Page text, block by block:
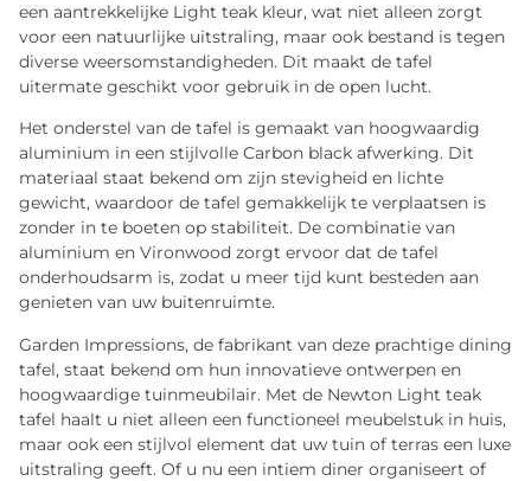
een aantrekkelijke Light teak kleur, wat niet alleen zorgt
voor een natuurlijke uitstraling, maar ook bestand is tegen
diverse weersomstandigheden. Dit maakt de tafel
uitermate geschikt voor gebruik in de open lucht.
Het onderstel van de tafel is gemaakt van hoogwaardig
aluminium in een stijlvolle Carbon black afwerking. Dit
materiaal staat bekend om zijn stevigheid en lichte
gewicht, waardoor de tafel gemakkelijk te verplaatsen is
zonder in te boeten op stabiliteit. De combinatie van
aluminium en Vironwood zorgt ervoor dat de tafel
onderhoudsarm is, zodat u meer tijd kunt besteden aan
genieten van uw buitenruimte.
Garden Impressions, de fabrikant van deze prachtige dining
tafel, staat bekend om hun innovatieve ontwerpen en
hoogwaardige tuinmeubilair. Met de Newton Light teak
tafel haalt u niet alleen een functioneel meubelstuk in huis,
maar ook een stijlvol element dat uw tuin of terras een luxe
uitstraling geeft. Of u nu een intiem diner organiseert of